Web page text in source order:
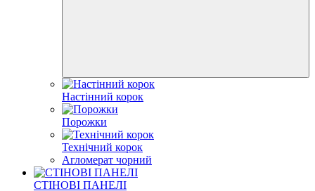
Настінний корок
Порожки
Технічний корок
Агломерат чорний
СТІНОВІ ПАНЕЛІ